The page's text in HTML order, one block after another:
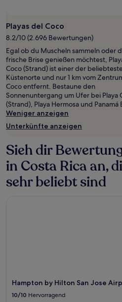
Playas del Coco
8.2/10 (2.696 Bewertungen)
Egal ob du Muscheln sammeln oder
frische Brise genießen möchtest,
Coco (Strand) ist einer der
Küstenorte und nur 1 km vom
Coco entfernt. Bestaune den
Sonnenuntergang um Ufer bei Playa
(Strand), Playa Hermosa und Panamá
Weniger anzeigen
Unterkünfte anzeigen
Sieh dir
in Costa Rica an,
sehr beliebt sind
Hampton by Hilton San Jose
10/10 Hervorragend